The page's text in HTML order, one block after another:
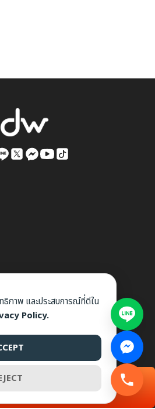
สมัครแพ็กนี้
ข้อกำหนดและเงื่อนไข
ธิภาพ และประสบการณ์ที่ดีใน
Policy.